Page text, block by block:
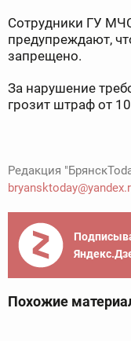
Сотрудники ГУ
предупреждают,
запрещено.
За нарушение
грозит штраф от
Редакция
Похожие